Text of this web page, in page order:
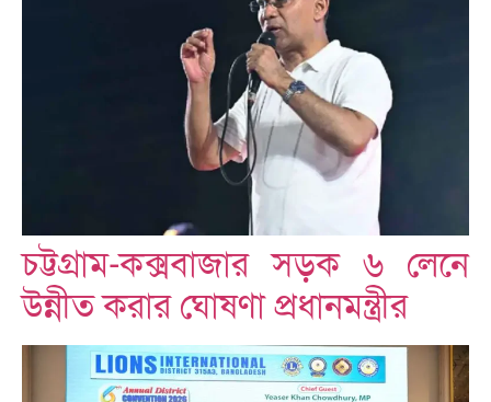
চট্টগ্রাম-কক্সবাজার সড়ক ৬ লেনে
উন্নীত করার ঘোষণা প্রধানমন্ত্রীর